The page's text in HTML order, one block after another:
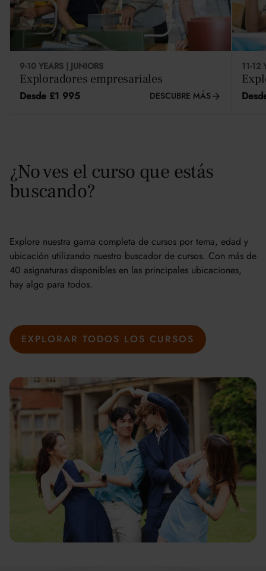
9-10 YEARS | JUNIORS
Exploradores empresariales
Desde £1 995 DESCUBRE MÁS
11-12
¿No ves el curso que estás
buscando?
Explore nuestra gama completa de cursos por tema, edad y
ubicación utilizando nuestro buscador de cursos. Con más de
40 asignaturas disponibles en las principales ubicaciones,
hay algo para todos.
EXPLORAR TODOS LOS CURSOS